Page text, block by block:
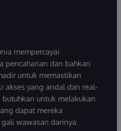
mempercayai
pencaharian dan bahkan
untuk memastikan
akses yang andal dan real-
untuk melakukan
dapat mereka
wawasan darinya.